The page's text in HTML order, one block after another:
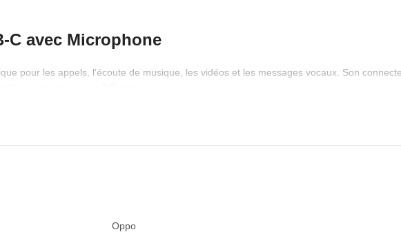
C avec Microphone
pour les appels, l’écoute de musique, les vidéos et les messages vocaux. Son
vocaux
Oppo